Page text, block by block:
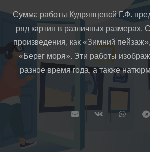
Сумма работы Кудрявцевой Г.Ф.
ряд картин в различных размерах.
произведения, как «Зимний
«Берег моря». Эти работы
разное время года, а также